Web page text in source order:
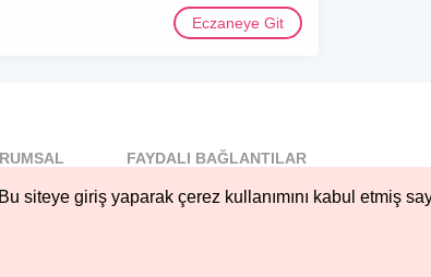
giriş yaparak çerez kullanımını kabul etmiş
Eczaneye Git
FAYDALI BAĞLANTILAR